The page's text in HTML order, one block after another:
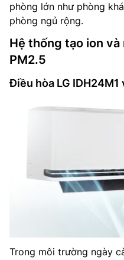
phòng lớn như phòng
phòng ngủ rộng.
Hệ thống tạo ion
PM2.5
Điều hòa LG
Trong môi trường ngày